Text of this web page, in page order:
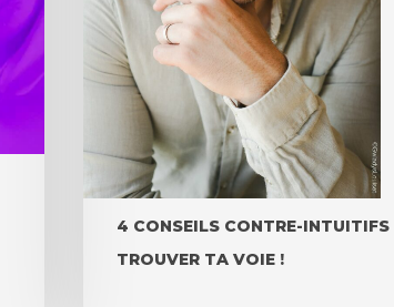
4 CONSEILS CONTRE-INTUITIFS
TROUVER TA VOIE !